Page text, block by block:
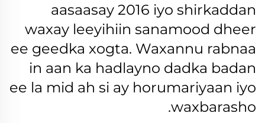
aasaasay 2016 iyo shirkaddan
waxay leeyihiin sanamood dheer
ee geedka xogta. Waxannu rabnaa
in aan ka hadlayno dadka badan
ee la mid ah si ay horumariyaan iyo
waxbarasho.